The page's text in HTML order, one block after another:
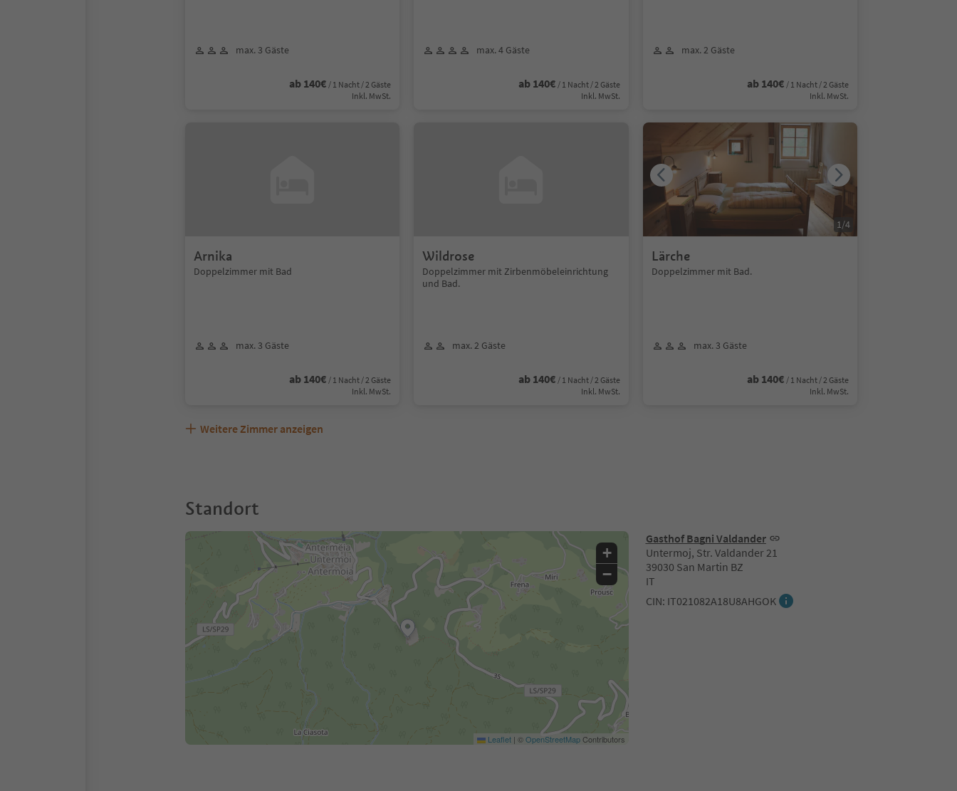
max. 3 Gäste
ab 140€ / 1 Nacht / 2 Gäste
Inkl. MwSt.
max. 4 Gäste
ab 140€ / 1 Nacht / 2 Gäste
Inkl. MwSt.
max. 2 Gäste
ab 140€ / 1 Nacht / 2 Gäste
Inkl. MwSt.
Arnika
Doppelzimmer mit Bad
max. 3 Gäste
ab 140€ / 1 Nacht / 2 Gäste
Inkl. MwSt.
Wildrose
Doppelzimmer mit Zirbenmöbeleinrichtung
und Bad.
max. 2 Gäste
ab 140€ / 1 Nacht / 2 Gäste
Inkl. MwSt.
Lärche
Doppelzimmer mit Bad.
max. 3 Gäste
ab 140€ / 1 Nacht / 2 Gäste
Inkl. MwSt.
1/4
Weitere Zimmer anzeigen
Standort
Gasthof Bagni Valdander
Untermoj, Str. Valdander 21
39030 San Martin BZ
IT
CIN: IT021082A18U8AHGOK
+
−
Leaflet | ©OpenStreetMapContributors